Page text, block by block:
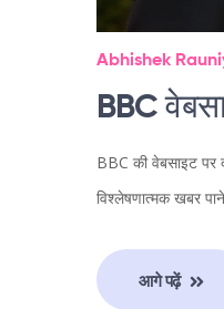
Abhishek
BBC
BBC की वेबसाइट पर
विश्लेषणात्मक खबर
आगे पढ़ें